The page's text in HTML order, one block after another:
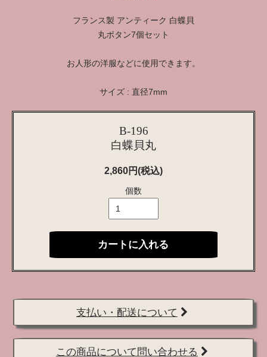
フランス製 アンティーク 白蝶貝
丸ボタン7個セット
お人形の洋服などに使用できます。
サイズ : 直径7mm
B-196
白蝶貝丸
2,860円(税込)
個数
カートに入れる
支払い・配送について
この商品について問い合わせる